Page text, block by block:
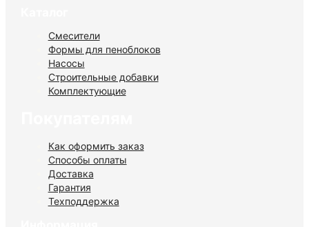
Смесители
Формы для пеноблоков
Насосы
Строительные добавки
Комплектующие
Как оформить заказ
Способы оплаты
Доставка
Гарантия
Техподдержка